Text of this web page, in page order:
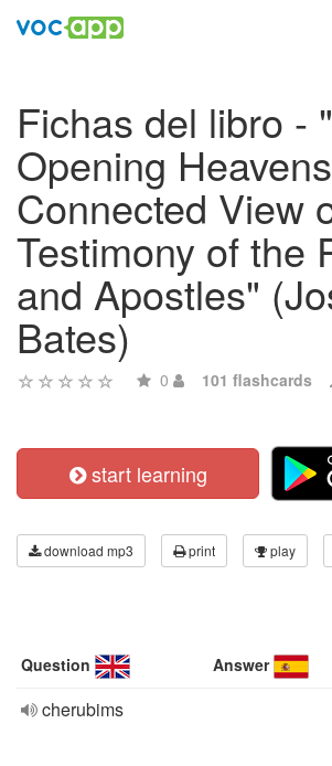
Fichas del libro -
Opening
Connected View
Testimony of the
and Apostles"
Bates)
0 101 flashcards
start learning
download mp3 print play
Question Answer
cherubims